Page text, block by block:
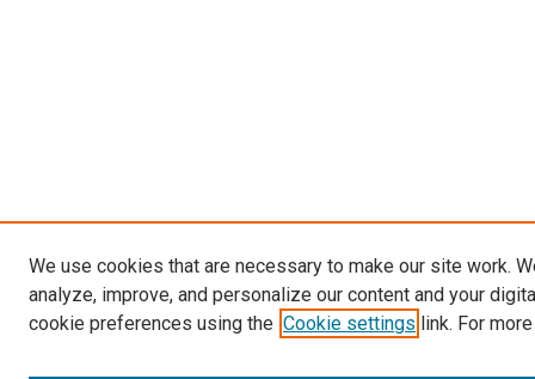
We use cookies that are necessary to make our site work.
analyze, improve, and personalize our content and your
cookie preferences using the Cookie settings link. For